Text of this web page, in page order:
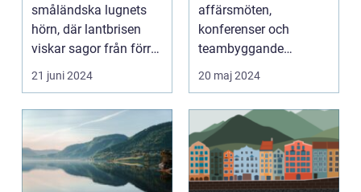
småländska lugnets
hörn, där lantbrisen
viskar sagor från förr
och nutidens stilla gå...
21 juni 2024
affärsmöten,
konferenser och
teambyggande
reträtter, är...
20 maj 2024